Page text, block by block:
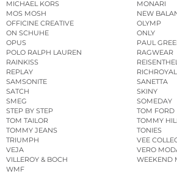
MICHAEL KORS
MONARI
MOS MOSH
NEW
OFFICINE CREATIVE
OLYMP
ON SCHUHE
ONLY
OPUS
PAUL
POLO RALPH LAUREN
RAGWEAR
RAINKISS
REISENTHEL
REPLAY
RICHROYAL
SAMSONITE
SANETTA
SATCH
SKINY
SMEG
SOMEDAY
STEP BY STEP
TOM FORD
TOM TAILOR
TOMMY
TOMMY JEANS
TONIES
TRIUMPH
VEE
VEJA
VERO
VILLEROY & BOCH
WEEKEND
WMF